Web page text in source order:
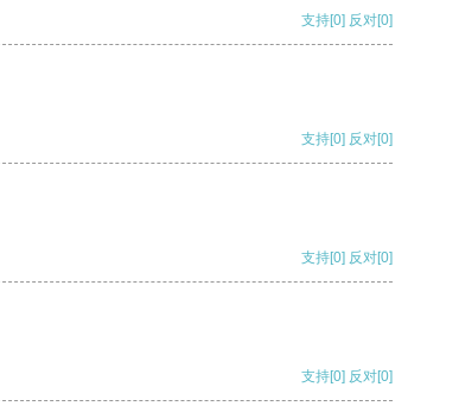
支持[0] 反对[0]
支持[0] 反对[0]
支持[0] 反对[0]
支持[0] 反对[0]